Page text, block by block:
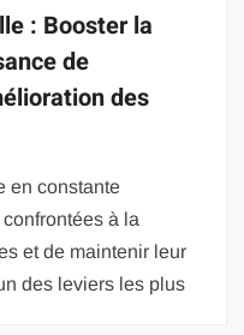
: Booster la
de
des
en constante
à la
et de maintenir leur
des leviers les plus